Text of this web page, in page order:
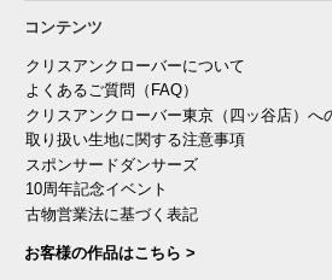
コンテンツ
クリスアンクローバーについて
よくあるご質問（FAQ）
クリスアンクローバー東京（四ッ谷店）へ
取り扱い生地に関する注意事項
スポンサードダンサーズ
10周年記念イベント
古物営業法に基づく表記
お客様の作品はこちら >